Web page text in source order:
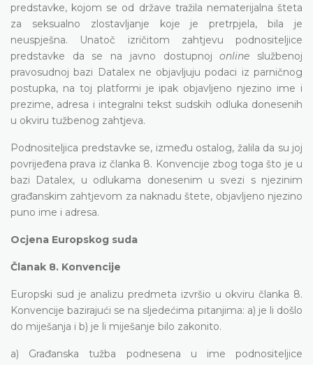
predstavke, kojom se od države tražila nematerijalna šteta
za seksualno zlostavljanje koje je pretrpjela, bila je
neuspješna. Unatoč izričitom zahtjevu podnositeljice
predstavke da se na javno dostupnojonline službenoj
pravosudnoj bazi Datalex ne objavljuju podaci iz parničnog
postupka, na toj platformi je ipak objavljeno njezino ime i
prezime, adresa i integralni tekst sudskih odluka donesenih
u okviru tužbenog zahtjeva.
Podnositeljica predstavke se, između ostalog, žalila da su joj
povrijeđena prava iz članka 8. Konvencije zbog toga što je u
bazi Datalex, u odlukama donesenim u svezi s njezinim
građanskim zahtjevom za naknadu štete, objavljeno njezino
puno ime i adresa.
Ocjena Europskog suda
Članak 8. Konvencije
Europski sud je analizu predmeta izvršio u okviru članka 8.
Konvencije bazirajući se na sljedećima pitanjima: a) je li došlo
do miješanja i b) je li miješanje bilo zakonito.
a) Građanska tužba podnesena u ime podnositeljice